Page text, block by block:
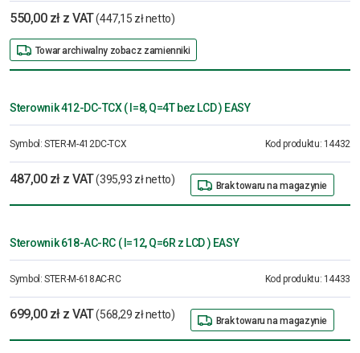
550,00 zł z VAT(447,15 zł netto)
Towar archiwalny zobacz zamienniki
Sterownik 412-DC-TCX ( I=8, Q=4T bez LCD ) EASY
Symbol:STER-M-412DC-TCX Kod produktu: 14432
487,00 zł z VAT(395,93 zł netto) Brak towaru na magazynie
Sterownik 618-AC-RC ( I=12, Q=6R z LCD ) EASY
Symbol:STER-M-618AC-RC Kod produktu: 14433
699,00 zł z VAT(568,29 zł netto) Brak towaru na magazynie